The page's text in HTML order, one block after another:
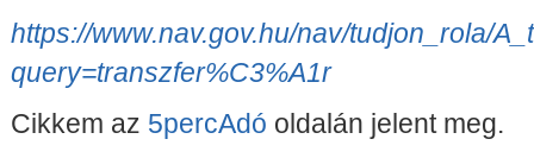
https://www.nav.gov.hu/nav/tudjon_rola/
query=transzfer%C3%A1r
Cikkem az 5percAdó oldalán jelent meg.